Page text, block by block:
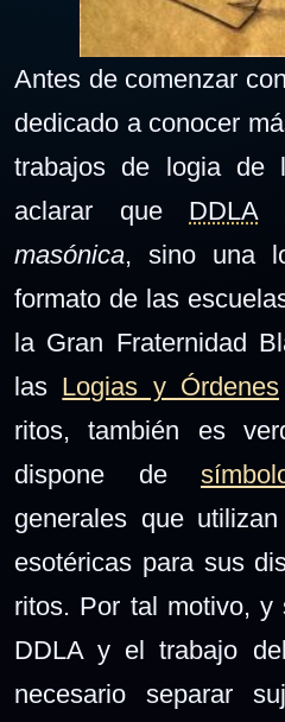
Antes de comenzar
dedicado a conocer
trabajos de logia de
aclarar que DDLA
masónica, sino una
formato de las
la Gran Fraternidad
las Logias y Órdenes
ritos, también es
dispone de
generales que
esotéricas para sus
ritos. Por tal motivo, y
DDLA y el trabajo
necesario separar